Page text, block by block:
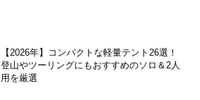
【2026年】コンパクトな軽量テント26選！
登山やツーリングにもおすすめのソロ＆2人
用を厳選